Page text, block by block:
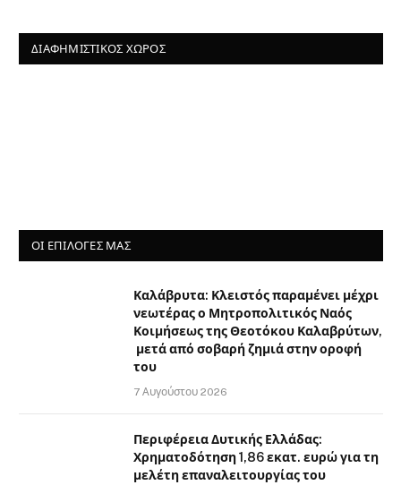
ΔΙΑΦΗΜΙΣΤΙΚΌΣ ΧΏΡΟΣ
ΟΙ ΕΠΙΛΟΓΈΣ ΜΑΣ
Καλάβρυτα: Κλειστός παραμένει μέχρι
νεωτέρας ο Μητροπολιτικός Ναός
Κοιμήσεως της Θεοτόκου Καλαβρύτων,
μετά από σοβαρή ζημιά στην οροφή
του
7 Αυγούστου 2026
Περιφέρεια Δυτικής Ελλάδας:
Χρηματοδότηση 1,86 εκατ. ευρώ για τη
μελέτη επαναλειτουργίας του